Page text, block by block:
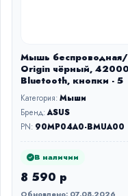
Мышь беспроводная/
Origin чёрный,
Bluetooth, кнопки - 5
Категория:Мыши
Бренд:ASUS
PN: 90MP04A0-BMUA00
В наличии
8 590 р